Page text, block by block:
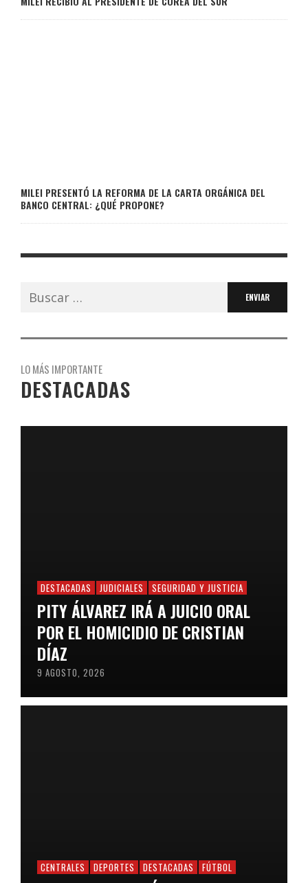
MILEI PRESENTÓ LA REFORMA DE LA CARTA ORGÁNICA DEL
BANCO CENTRAL: ¿QUÉ PROPONE?
Buscar:
LO MÁS IMPORTANTE
DESTACADAS
DESTACADAS JUDICIALES SEGURIDAD Y JUSTICIA
PITY ÁLVAREZ IRÁ A JUICIO ORAL
POR EL HOMICIDIO DE CRISTIAN
DÍAZ
9 AGOSTO, 2026
CENTRALES DEPORTES DESTACADAS FÚTBOL